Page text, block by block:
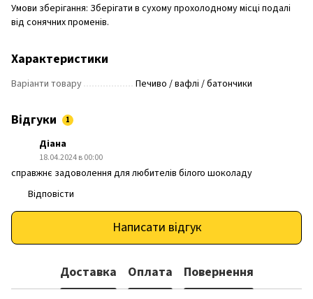
Умови зберігання: Зберігати в сухому прохолодному місці подалі
від сонячних променів.
Характеристики
Варіанти товару Печиво / вафлі / батончики
Відгуки 1
Діана
18.04.2024 в 00:00
справжнє задоволення для любителів білого шоколаду
Відповісти
Написати відгук
Доставка Оплата Повернення